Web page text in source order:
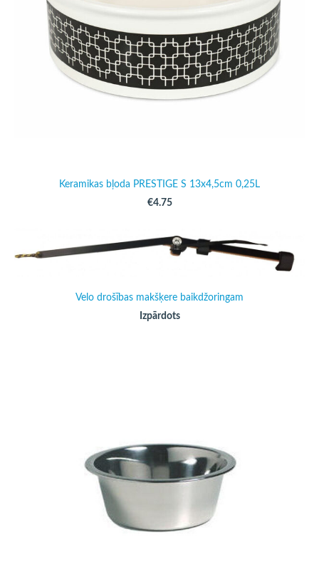
Keramikas bļoda PRESTIGE S 13x4,5cm 0,25L
€4.75
Velo drošības makšķere baikdžoringam
Izpārdots